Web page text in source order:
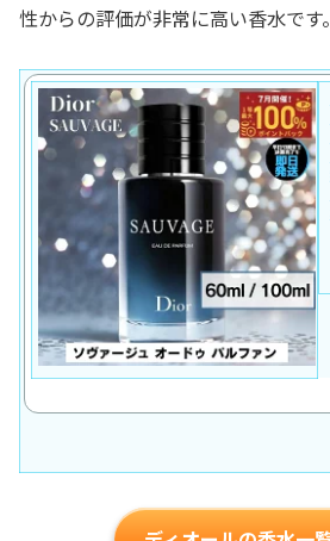
性からの評価が非常に高い香水です。